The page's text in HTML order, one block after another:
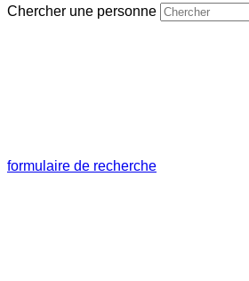
Chercher une personne
formulaire de recherche